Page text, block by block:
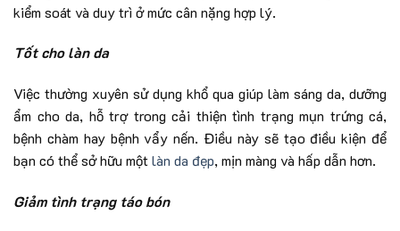
kiểm soát và duy trì ở mức cân nặng hợp lý.
Tốt cho làn da
Việc thường xuyên sử dụng khổ qua giúp làm sáng da, dưỡng
ẩm cho da, hỗ trợ trong cải thiện tình trạng mụn trứng cá,
bệnh chàm hay bệnh vẩy nến. Điều này sẽ tạo điều kiện để
bạn có thể sở hữu mộtlàn da đẹp, mịn màng và hấp dẫn hơn.
Giảm tình trạng táo bón